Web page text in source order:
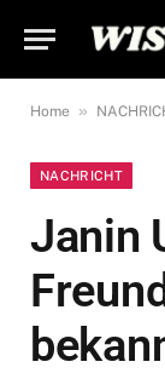
Home »
NACHRICHT
Janin